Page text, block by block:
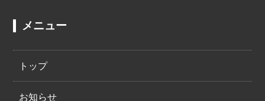
メニュー
トップ
お知らせ